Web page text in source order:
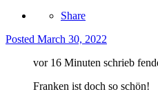
Share
Posted March 30, 2022
vor 16 Minuten schrieb
Franken ist doch so schön!